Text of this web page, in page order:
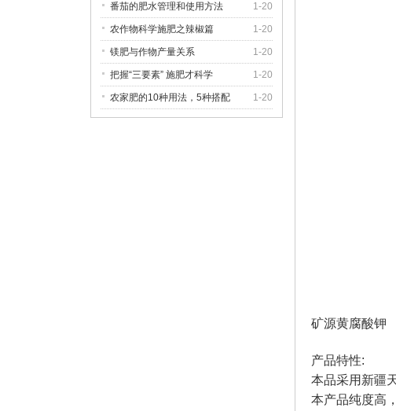
番茄的肥水管理和使用方法 1-20
农作物科学施肥之辣椒篇 1-20
镁肥与作物产量关系 1-20
把握“三要素” 施肥才科学 1-20
农家肥的10种用法，5种搭配 1-20
矿源黄腐酸钾
产品特性:
本品采用新疆
本产品纯度高